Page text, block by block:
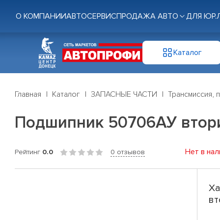
О КОМПАНИИАВТОСЕРВИСПРОДАЖА АВТО ДЛЯ
Каталог
Главная Каталог ЗАПАСНЫЕ ЧАСТИ Трансмиссия,
Подшипник 50706АУ
Рейтинг 0.0 0 отзывов Нет в